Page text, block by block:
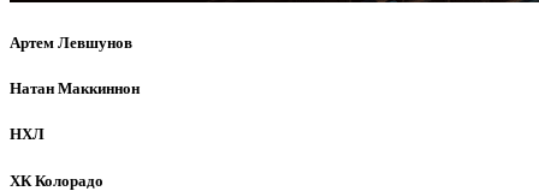
Артем Левшунов
Натан Маккиннон
НХЛ
ХК Колорадо